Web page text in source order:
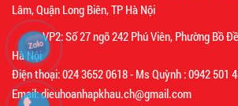
Lâm, Quận Long Biên, TP Hà Nội
VP2: Số 27 ngõ 242 Phú Viên, Phường Bồ Đề,
Hà Nội
Điện thoại: 024 3652 0618 - Ms Quỳnh : 0942 501
Email: dieuhoanhapkhau.ch@gmail.com